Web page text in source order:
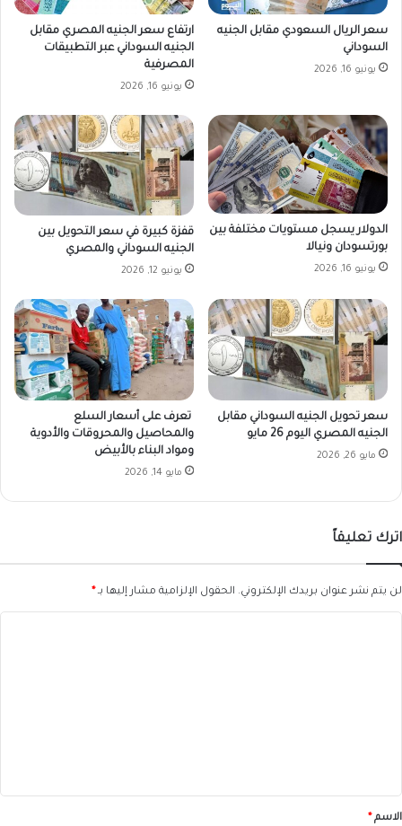
سعر الريال السعودي مقابل الجنيه
السوداني
يونيو 16, 2026
ارتفاع سعر الجنيه المصري مقابل
الجنيه السوداني عبر التطبيقات
المصرفية
يونيو 16, 2026
الدولار يسجل مستويات مختلفة بين
بورتسودان ونيالا
يونيو 16, 2026
قفزة كبيرة في سعر التحويل بين
الجنيه السوداني والمصري
يونيو 12, 2026
سعر تحويل الجنيه السوداني مقابل
الجنيه المصري اليوم 26 مايو
مايو 26, 2026
تعرف على أسعار السلع
والمحاصيل والمحروقات والأدوية
ومواد البناء بالأبيض
مايو 14, 2026
اترك تعليقاً
لن يتم نشر عنوان بريدك الإلكتروني. الحقول الإلزامية مشار إليها بـ *
*الاسم *